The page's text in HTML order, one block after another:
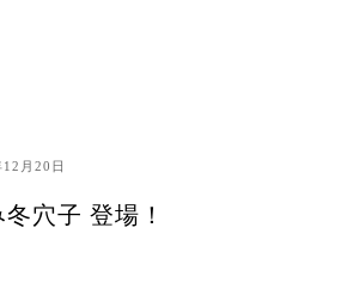
月20日
穴子 登場！